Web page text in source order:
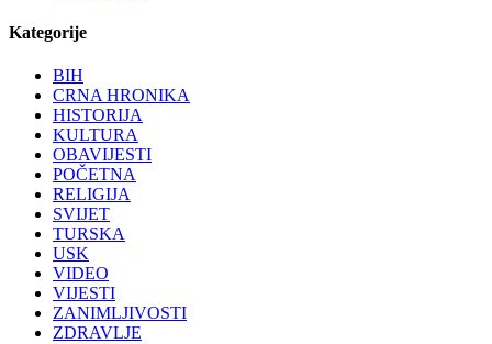
Kategorije
BIH
CRNA HRONIKA
HISTORIJA
KULTURA
OBAVIJESTI
POČETNA
RELIGIJA
SVIJET
TURSKA
USK
VIDEO
VIJESTI
ZANIMLJIVOSTI
ZDRAVLJE